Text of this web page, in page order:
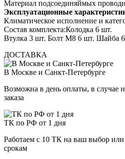
Материал подсоединяймых
Эксплуатационные
Климатическое исполнение и
Состав комплекта:Колодка 6 шт.
Втулка 3 шт. Болт М8 6 шт. Шайба
ДОСТАВКА
В Москве и Санкт-Петербурге
Возможна в день оплаты, в случае
заказа
ТК по РФ от 1 дня
Работаем с 10 ТК на ваш выбор
срокам